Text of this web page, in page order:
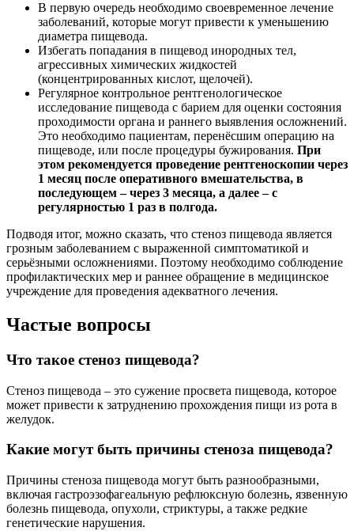
В первую очередь необходимо своевременное лечение
заболеваний, которые могут привести к уменьшению
диаметра пищевода.
Избегать попадания в пищевод инородных тел,
агрессивных химических жидкостей
(концентрированных кислот, щелочей).
Регулярное контрольное рентгенологическое
исследование пищевода с барием для оценки состояния
проходимости органа и раннего выявления осложнений.
Это необходимо пациентам, перенёсшим операцию на
пищеводе, или после процедуры бужирования. При
этом рекомендуется проведение рентгеноскопии через
1 месяц после оперативного вмешательства, в
последующем – через 3 месяца, а далее – с
регулярностью 1 раз в полгода.
Подводя итог, можно сказать, что стеноз пищевода является
грозным заболеванием с выраженной симптоматикой и
серьёзными осложнениями. Поэтому необходимо соблюдение
профилактических мер и раннее обращение в медицинское
учреждение для проведения адекватного лечения.
Частые вопросы
Что такое стеноз пищевода?
Стеноз пищевода – это сужение просвета пищевода, которое
может привести к затруднению прохождения пищи из рота в
желудок.
Какие могут быть причины стеноза пищевода?
Причины стеноза пищевода могут быть разнообразными,
включая гастроэзофагеальную рефлюксную болезнь, язвенную
болезнь пищевода, опухоли, стриктуры, а также редкие
генетические нарушения.